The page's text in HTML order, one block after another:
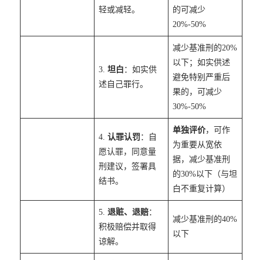
轻或减轻。
的可减少
20%-50%
3.坦白 ：如实供
述自己罪行。
减少基准刑的20%
以下；如实供述
避免特别严重后
果的，可减少
30%-50%
4.认罪认罚 ：自
愿认罪，同意量
刑建议，签署具
结书。
单独评价，可作
为重要从宽依
据，减少基准刑
的30%以下（与坦
白不重复计算）
5.退赃、退赔：
积极赔偿并取得
谅解。
减少基准刑的40%
以下